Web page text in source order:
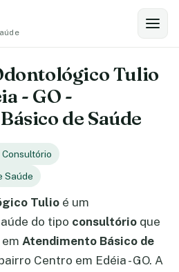
Tulio
- GO -
de Saúde
Consultório
Saúde
Tulio é um
do tipo consultório que
Atendimento Básico de
Centro em Edéia - GO. A